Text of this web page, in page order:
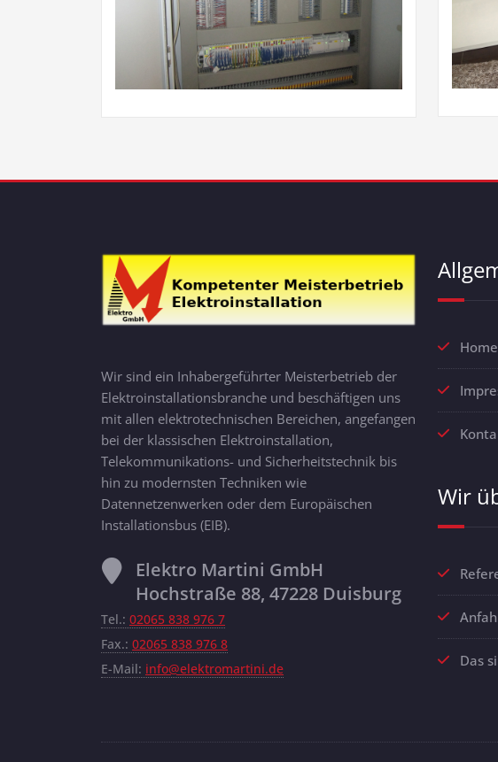
Wir sind ein Inhabergeführter Meisterbetrieb der
Elektroinstallationsbranche und beschäftigen uns
mit allen elektrotechnischen Bereichen, angefangen
bei der klassischen Elektroinstallation,
Telekommunikations- und Sicherheitstechnik bis
hin zu modernsten Techniken wie
Datennetzenwerken oder dem Europäischen
Installationsbus (EIB).
Elektro Martini GmbH
Hochstraße 88, 47228 Duisburg
Tel.: 02065 838 976 7
Fax.: 02065 838 976 8
E-Mail: info@elektromartini.de
Home
Wir
Das